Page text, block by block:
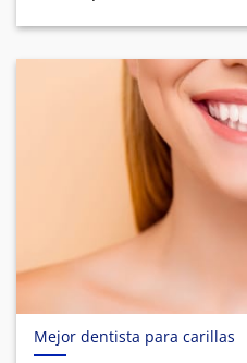
Mejor dentista para carillas